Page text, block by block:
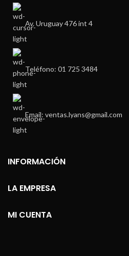
Av. Uruguay 476 int 4
Teléfono: 01 725 3484
Email: ventas.lyans@gmail.com
INFORMACIÓN
LA EMPRESA
MI CUENTA